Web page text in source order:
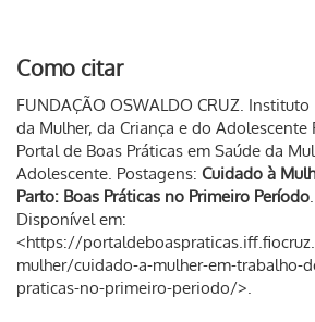
Como citar
FUNDAÇÃO OSWALDO CRUZ.
da Mulher, da Criança e do Adolescente
Portal de Boas Práticas em Saúde da
Adolescente. Postagens: Cuidado à
Parto: Boas Práticas no Primeiro Período
Disponível em:
<https://
mulher/cuidado-a-mulher-em-trabalho-
praticas-no-primeiro-periodo/>.